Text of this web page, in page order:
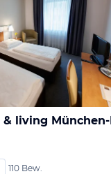
110 Bew.